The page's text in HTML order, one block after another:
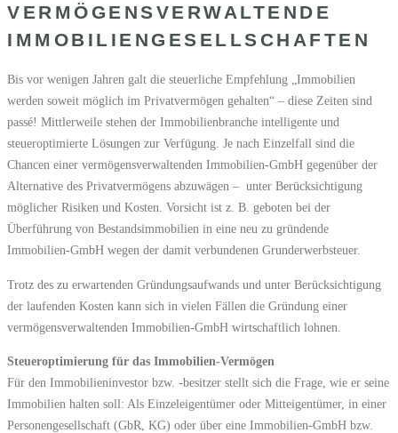
VERMÖGENSVERWALTENDE
IMMOBILIENGESELLSCHAFTEN
Bis vor wenigen Jahren galt die steuerliche Empfehlung „Immobilien
werden soweit möglich im Privatvermögen gehalten“ – diese Zeiten sind
passé! Mittlerweile stehen der Immobilienbranche intelligente und
steueroptimierte Lösungen zur Verfügung. Je nach Einzelfall sind die
Chancen einer vermögensverwaltenden Immobilien-GmbH gegenüber der
Alternative des Privatvermögens abzuwägen – unter Berücksichtigung
möglicher Risiken und Kosten. Vorsicht ist z. B. geboten bei der
Überführung von Bestandsimmobilien in eine neu zu gründende
Immobilien-GmbH wegen der damit verbundenen Grunderwerbsteuer.
Trotz des zu erwartenden Gründungsaufwands und unter Berücksichtigung
der laufenden Kosten kann sich in vielen Fällen die Gründung einer
vermögensverwaltenden Immobilien-GmbH wirtschaftlich lohnen.
Steueroptimierung für das Immobilien-Vermögen
Für den Immobilieninvestor bzw. -besitzer stellt sich die Frage, wie er seine
Immobilien halten soll: Als Einzeleigentümer oder Mitteigentümer, in einer
Personengesellschaft (GbR, KG) oder über eine Immobilien-GmbH bzw.